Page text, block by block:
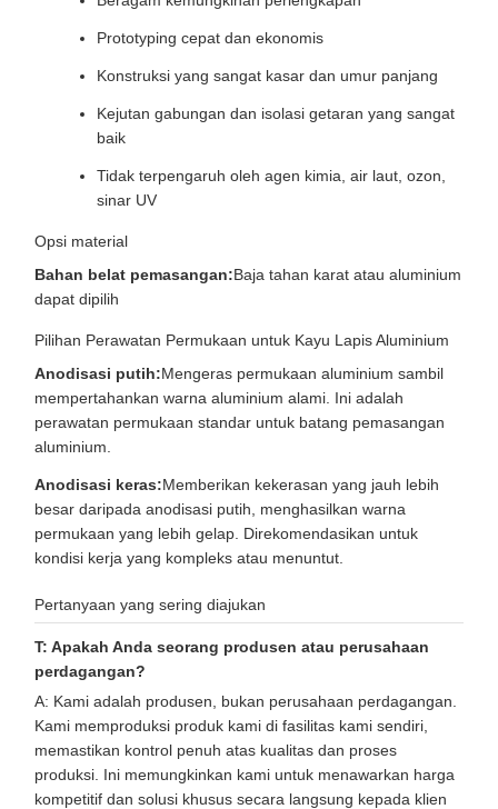
Prototyping cepat dan ekonomis
Konstruksi yang sangat kasar dan umur panjang
Kejutan gabungan dan isolasi getaran yang sangat
baik
Tidak terpengaruh oleh agen kimia, air laut, ozon,
sinar UV
Opsi material
Bahan belat pemasangan:Baja tahan karat atau aluminium
dapat dipilih
Pilihan Perawatan Permukaan untuk Kayu Lapis Aluminium
Anodisasi putih:Mengeras permukaan aluminium sambil
mempertahankan warna aluminium alami. Ini adalah
perawatan permukaan standar untuk batang pemasangan
aluminium.
Anodisasi keras:Memberikan kekerasan yang jauh lebih
besar daripada anodisasi putih, menghasilkan warna
permukaan yang lebih gelap. Direkomendasikan untuk
kondisi kerja yang kompleks atau menuntut.
Pertanyaan yang sering diajukan
T: Apakah Anda seorang produsen atau perusahaan
perdagangan?
A: Kami adalah produsen, bukan perusahaan perdagangan.
Kami memproduksi produk kami di fasilitas kami sendiri,
memastikan kontrol penuh atas kualitas dan proses
produksi. Ini memungkinkan kami untuk menawarkan harga
kompetitif dan solusi khusus secara langsung kepada klien